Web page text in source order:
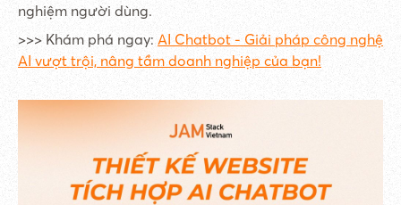
nghiệm người dùng.
>>> Khám phá ngay:AI Chatbot - Giải pháp công nghệ
AI vượt trội, nâng tầm doanh nghiệp của bạn!